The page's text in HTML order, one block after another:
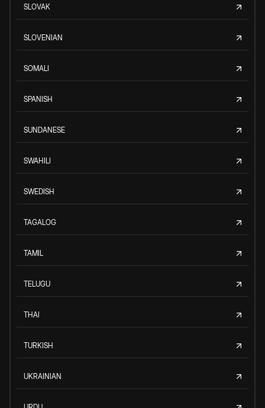
SLOVAK
SLOVENIAN
SOMALI
SPANISH
SUNDANESE
SWAHILI
SWEDISH
TAGALOG
TAMIL
TELUGU
THAI
TURKISH
UKRAINIAN